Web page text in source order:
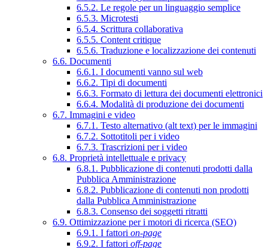
6.5.2. Le regole per un linguaggio semplice
6.5.3. Microtesti
6.5.4. Scrittura collaborativa
6.5.5. Content critique
6.5.6. Traduzione e localizzazione dei contenuti
6.6. Documenti
6.6.1. I documenti vanno sul web
6.6.2. Tipi di documenti
6.6.3. Formato di lettura dei documenti elettronici
6.6.4. Modalità di produzione dei documenti
6.7. Immagini e video
6.7.1. Testo alternativo (alt text) per le immagini
6.7.2. Sottotitoli per i video
6.7.3. Trascrizioni per i video
6.8. Proprietà intellettuale e privacy
6.8.1. Pubblicazione di contenuti prodotti dalla
Pubblica Amministrazione
6.8.2. Pubblicazione di contenuti non prodotti
dalla Pubblica Amministrazione
6.8.3. Consenso dei soggetti ritratti
6.9. Ottimizzazione per i motori di ricerca (SEO)
6.9.1. I fattori on-page
6.9.2. I fattori off-page